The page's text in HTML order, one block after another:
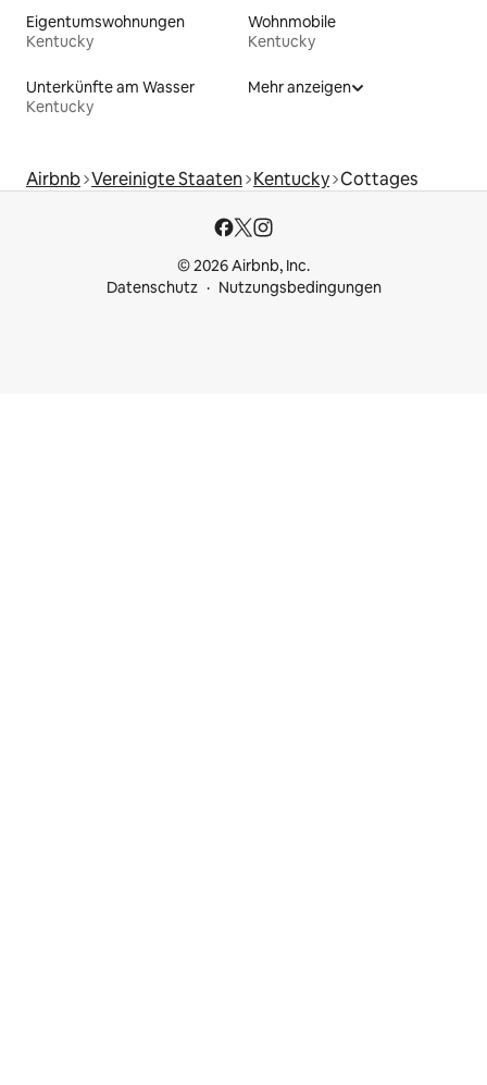
Eigentumswohnungen
Kentucky
Wohnmobile
Kentucky
Unterkünfte am Wasser
Kentucky
Mehr anzeigen
Airbnb Vereinigte Staaten Kentucky Cottages
© 2026 Airbnb, Inc.
Datenschutz
Nutzungsbedingungen